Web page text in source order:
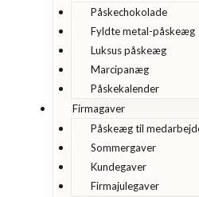
Påskechokolade
Fyldte metal-påskeæg
Luksus påskeæg
Marcipanæg
Påskekalender
Firmagaver
Påskeæg til
Sommergaver
Kundegaver
Firmajulegaver